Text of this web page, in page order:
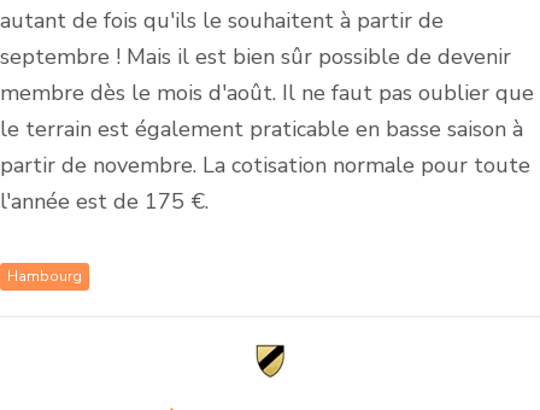
autant de fois qu'ils le souhaitent à partir de
septembre ! Mais il est bien sûr possible de devenir
membre dès le mois d'août. Il ne faut pas oublier que
le terrain est également praticable en basse saison à
partir de novembre. La cotisation normale pour toute
l'année est de 175 €.
Hambourg